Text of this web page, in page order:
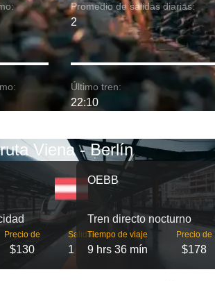
Promedio de salidas diarias:
2
Último tren:
22:10
Viena - Berlín
Precio de
$130
Salidas
1
OEBB
Tren directo nocturno
Tiempo de viaje
9 hrs 36 mín
Precio de
$178